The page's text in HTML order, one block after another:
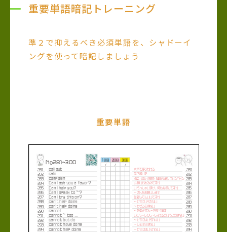
重要単語暗記トレーニング
準２で抑えるべき必須単語を、シャドーイ
ングを使って暗記しましょう
重要単語